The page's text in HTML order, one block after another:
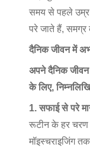
समय से पहले
परे जाते हैं, समग्र
दैनिक जीवन में
अपने दैनिक जीवन
के लिए,
1. सफाई से परे
रूटीन के हर चरण
मॉइस्चराइजिंग